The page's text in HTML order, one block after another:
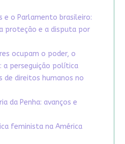
e o Parlamento brasileiro:
proteção e a disputa por
ocupam o poder, o
a perseguição política
de direitos humanos no
da Penha: avanços e
feminista na América